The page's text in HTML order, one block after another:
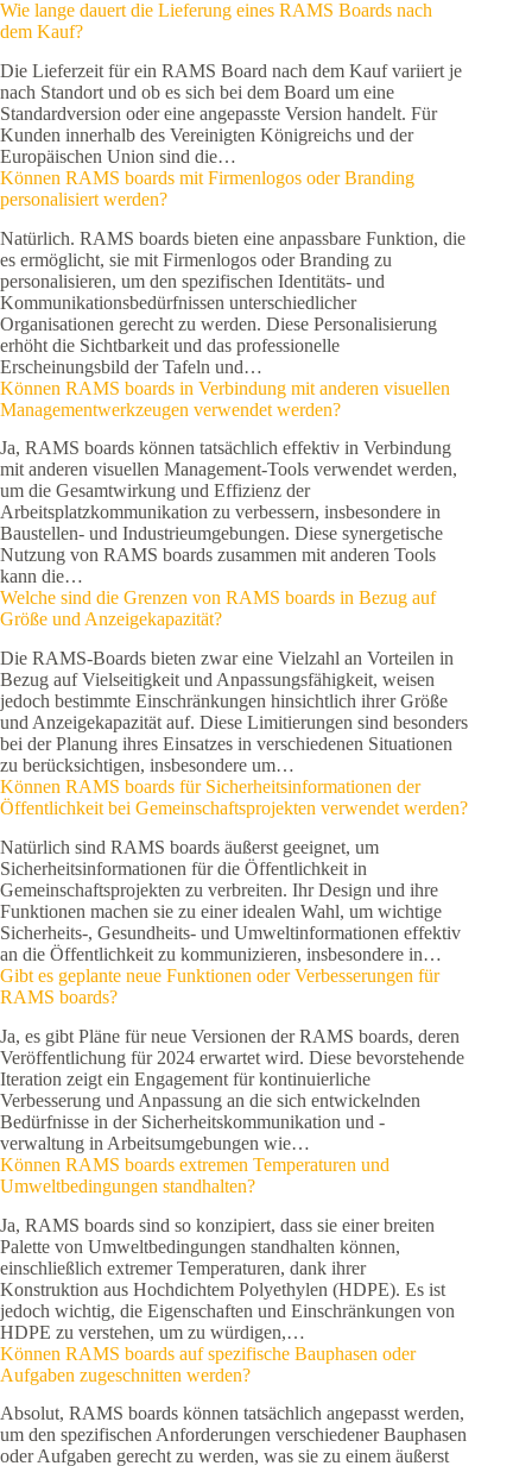
Wie lange dauert die Lieferung eines RAMS Boards nach
dem Kauf?
Die Lieferzeit für ein RAMS Board nach dem Kauf variiert je
nach Standort und ob es sich bei dem Board um eine
Standardversion oder eine angepasste Version handelt. Für
Kunden innerhalb des Vereinigten Königreichs und der
Europäischen Union sind die…
Können RAMS boards mit Firmenlogos oder Branding
personalisiert werden?
Natürlich. RAMS boards bieten eine anpassbare Funktion, die
es ermöglicht, sie mit Firmenlogos oder Branding zu
personalisieren, um den spezifischen Identitäts- und
Kommunikationsbedürfnissen unterschiedlicher
Organisationen gerecht zu werden. Diese Personalisierung
erhöht die Sichtbarkeit und das professionelle
Erscheinungsbild der Tafeln und…
Können RAMS boards in Verbindung mit anderen visuellen
Managementwerkzeugen verwendet werden?
Ja, RAMS boards können tatsächlich effektiv in Verbindung
mit anderen visuellen Management-Tools verwendet werden,
um die Gesamtwirkung und Effizienz der
Arbeitsplatzkommunikation zu verbessern, insbesondere in
Baustellen- und Industrieumgebungen. Diese synergetische
Nutzung von RAMS boards zusammen mit anderen Tools
kann die…
Welche sind die Grenzen von RAMS boards in Bezug auf
Größe und Anzeigekapazität?
Die RAMS-Boards bieten zwar eine Vielzahl an Vorteilen in
Bezug auf Vielseitigkeit und Anpassungsfähigkeit, weisen
jedoch bestimmte Einschränkungen hinsichtlich ihrer Größe
und Anzeigekapazität auf. Diese Limitierungen sind besonders
bei der Planung ihres Einsatzes in verschiedenen Situationen
zu berücksichtigen, insbesondere um…
Können RAMS boards für Sicherheitsinformationen der
Öffentlichkeit bei Gemeinschaftsprojekten verwendet werden?
Natürlich sind RAMS boards äußerst geeignet, um
Sicherheitsinformationen für die Öffentlichkeit in
Gemeinschaftsprojekten zu verbreiten. Ihr Design und ihre
Funktionen machen sie zu einer idealen Wahl, um wichtige
Sicherheits-, Gesundheits- und Umweltinformationen effektiv
an die Öffentlichkeit zu kommunizieren, insbesondere in…
Gibt es geplante neue Funktionen oder Verbesserungen für
RAMS boards?
Ja, es gibt Pläne für neue Versionen der RAMS boards, deren
Veröffentlichung für 2024 erwartet wird. Diese bevorstehende
Iteration zeigt ein Engagement für kontinuierliche
Verbesserung und Anpassung an die sich entwickelnden
Bedürfnisse in der Sicherheitskommunikation und -
verwaltung in Arbeitsumgebungen wie…
Können RAMS boards extremen Temperaturen und
Umweltbedingungen standhalten?
Ja, RAMS boards sind so konzipiert, dass sie einer breiten
Palette von Umweltbedingungen standhalten können,
einschließlich extremer Temperaturen, dank ihrer
Konstruktion aus Hochdichtem Polyethylen (HDPE). Es ist
jedoch wichtig, die Eigenschaften und Einschränkungen von
HDPE zu verstehen, um zu würdigen,…
Können RAMS boards auf spezifische Bauphasen oder
Aufgaben zugeschnitten werden?
Absolut, RAMS boards können tatsächlich angepasst werden,
um den spezifischen Anforderungen verschiedener Bauphasen
oder Aufgaben gerecht zu werden, was sie zu einem äußerst